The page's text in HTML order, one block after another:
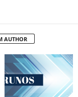
AUTHOR